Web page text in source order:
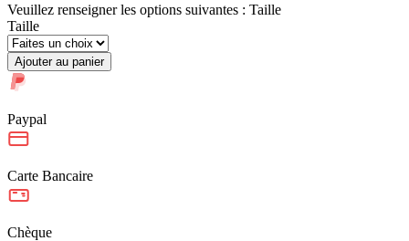
Veuillez renseigner les options suivantes : Taille
Taille
Ajouter au panier
Paypal
Carte Bancaire
Chèque